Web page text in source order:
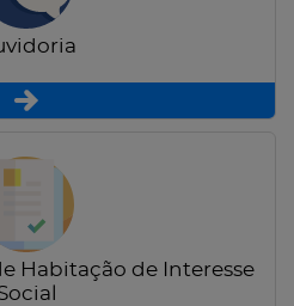
Habitação de Interesse